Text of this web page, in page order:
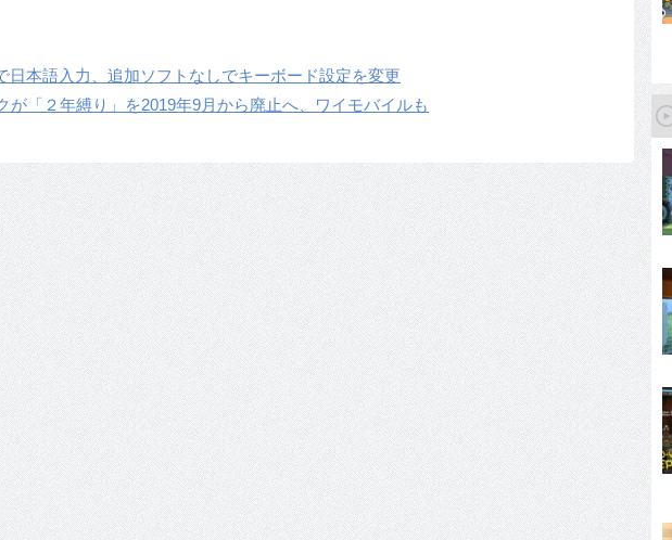
日本語入力、追加ソフトなしでキーボード設定を変更
が「２年縛り」を2019年9月から廃止へ、ワイモバイルも